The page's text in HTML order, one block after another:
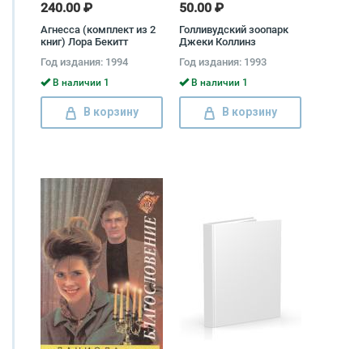
240.00 ₽
Агнесса (комплект из 2
книг) Лора Бекитт
Год издания: 1994
В наличии 1
В корзину
50.00 ₽
Голливудский зоопарк
Джеки Коллинз
Год издания: 1993
В наличии 1
В корзину